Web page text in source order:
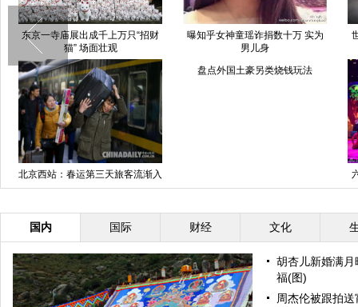
一丰田3车轮被卸 车身贴"车主赖
账不还"横幅
美女寒冬穿比基尼扮“金猴” 约农民
工看电影
女子辞外企工作为女儿做早餐 一
年220份不重样
接旅客下机
国内 国际 财经 文化
胡杏儿新婚满
福(图)
周杰伦被跟拍